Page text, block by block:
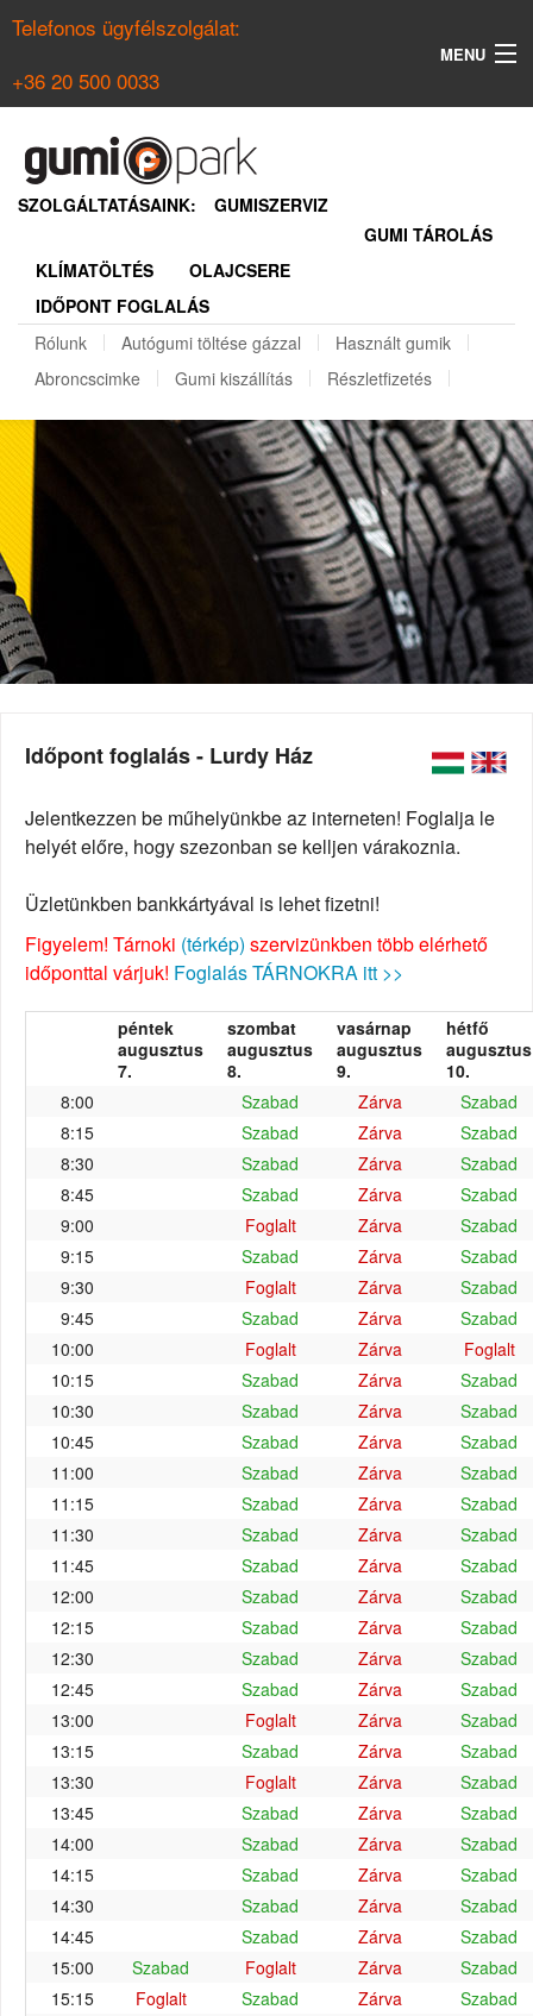
Telefonos ügyfélszolgálat:
+36 20 500 0033
MENU
NYÁRI GUMI KERESŐ
REGISZTRÁCIÓ
SZOLGÁLTATÁSAINK:
GUMISZERVIZ
GUMI TÁROLÁS
KLÍMATÖLTÉS
OLAJCSERE
IDŐPONT FOGLALÁS
Rólunk
Autógumi töltése gázzal
Használt gumik
Abroncscimke
Gumi kiszállítás Részletfizetés
Időpont foglalás - Lurdy Ház
Jelentkezzen be műhelyünkbe az interneten! Foglalja le
helyét előre, hogy szezonban se kelljen várakoznia.
Üzletünkben bankkártyával is lehet fizetni!
Figyelem! Tárnoki (térkép) szervizünkben több elérhető
időponttal várjuk! Foglalás TÁRNOKRA itt >>
péntek
augusztus
7.
szombat
augusztus
8.
vasárnap
augusztus
9.
hétfő
augusztus
10.
8:00
Szabad Zárva
Szabad
8:15
Szabad Zárva
Szabad
8:30
Szabad Zárva
Szabad
8:45
Szabad Zárva
Szabad
9:00
Foglalt Zárva
Szabad
9:15
Szabad Zárva
Szabad
9:30
Foglalt Zárva
Szabad
9:45
Szabad Zárva
Szabad
10:00
Foglalt Zárva
Foglalt
10:15
Szabad Zárva
Szabad
10:30
Szabad Zárva
Szabad
10:45
Szabad Zárva
Szabad
11:00
Szabad Zárva
Szabad
11:15
Szabad Zárva
Szabad
11:30
Szabad Zárva
Szabad
11:45
Szabad Zárva
Szabad
12:00
Szabad Zárva
Szabad
12:15
Szabad Zárva
Szabad
12:30
Szabad Zárva
Szabad
12:45
Szabad Zárva
Szabad
13:00
Foglalt Zárva
Szabad
13:15
Szabad Zárva
Szabad
13:30
Foglalt Zárva
Szabad
13:45
Szabad Zárva
Szabad
14:00
Szabad Zárva
Szabad
14:15
Szabad Zárva
Szabad
14:30
Szabad Zárva
Szabad
14:45
Szabad Zárva
Szabad
15:00
Szabad Foglalt Zárva
Szabad
15:15
Foglalt Szabad Zárva
Szabad